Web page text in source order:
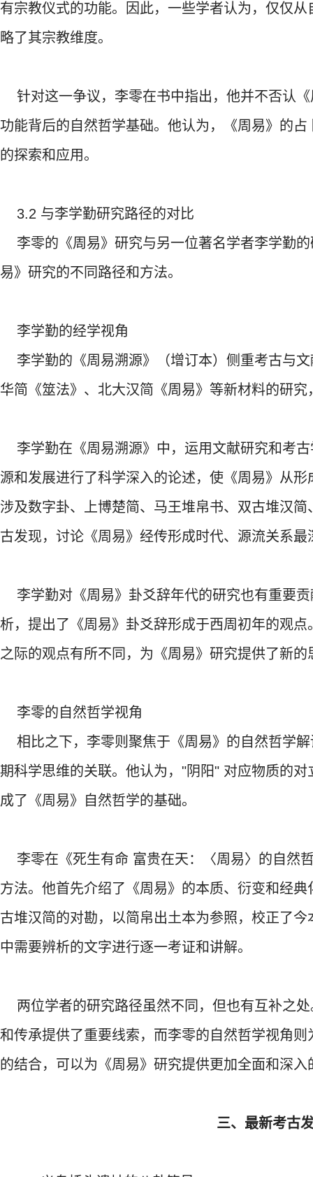
有宗教仪式的功能。因此，一些学者认为，仅仅
略了其宗教维度。
针对这一争议，李零在书中指出，他并不否认
功能背后的自然哲学基础。他认为，《周易》的
的探索和应用。
3.2 与李学勤研究路径的对比
李零的《周易》研究与另一位著名学者李学勤
易》研究的不同路径和方法。
李学勤的经学视角
李学勤的《周易溯源》（增订本）侧重考古与
华简《筮法》、北大汉简《周易》等新材料的研
李学勤在《周易溯源》中，运用文献研究和考
源和发展进行了科学深入的论述，使《周易》从
涉及数字卦、上博楚简、马王堆帛书、双古堆汉
古发现，讨论《周易》经传形成时代、源流关系最
李学勤对《周易》卦爻辞年代的研究也有重要
析，提出了《周易》卦爻辞形成于西周初年的观
之际的观点有所不同，为《周易》研究提供了新的
李零的自然哲学视角
相比之下，李零则聚焦于《周易》的自然哲学
期科学思维的关联。他认为，"阴阳" 对应物质的
成了《周易》自然哲学的基础。
李零在《死生有命 富贵在天：〈周易〉的自然
方法。他首先介绍了《周易》的本质、衍变和经
古堆汉简的对勘，以简帛出土本为参照，校正了
中需要辨析的文字进行逐一考证和讲解。
两位学者的研究路径虽然不同，但也有互补之
和传承提供了重要线索，而李零的自然哲学视角
的结合，可以为《周易》研究提供更加全面和深入
三、最新考古